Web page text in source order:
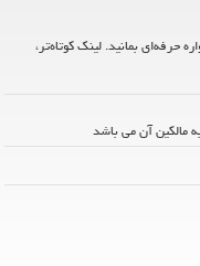
حرفه‌ای بمانید. لینک کوتاه‌تر،